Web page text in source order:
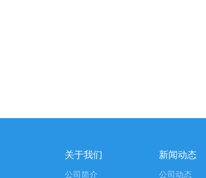
关于我们
公司简介
新闻动态
公司动态